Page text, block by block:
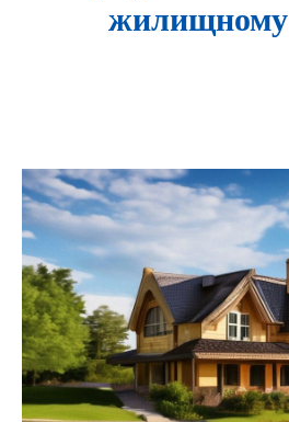
жилищному